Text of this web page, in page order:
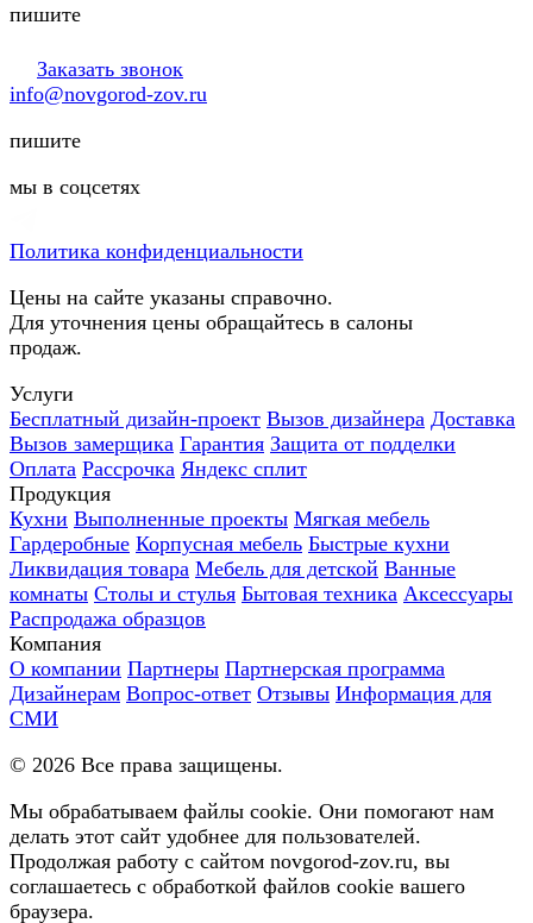
пишите
Заказать звонок
info@novgorod-zov.ru
пишите
мы в соцсетях
Политика конфиденциальности
Цены на сайте указаны справочно.
Для уточнения цены обращайтесь в салоны
продаж.
Услуги
Бесплатный дизайн-проект Вызов дизайнера Доставка
Вызов замерщика Гарантия Защита от подделки
Оплата Рассрочка Яндекс сплит
Продукция
Кухни Выполненные проекты Мягкая мебель
Гардеробные Корпусная мебель Быстрые кухни
Ликвидация товара Мебель для детской Ванные
комнаты Столы и стулья Бытовая техника Аксессуары
Распродажа образцов
Компания
О компании Партнеры Партнерская программа
Дизайнерам Вопрос-ответ Отзывы Информация для
СМИ
© 2026 Все права защищены.
Мы обрабатываем файлы cookie. Они помогают нам
делать этот сайт удобнее для пользователей.
Продолжая работу с сайтом novgorod-zov.ru, вы
соглашаетесь с обработкой файлов cookie вашего
браузера.